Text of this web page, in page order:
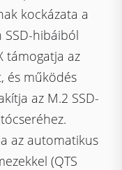
kockázata a
hibáiból
támogatja az
és működés
az M.2 SSD-
az automatikus
(QTS